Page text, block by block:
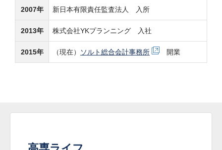
2007年 新日本有限責任監査法人 入所
2013年 株式会社YKプランニング 入社
2015年 （現在） ソルト総合会計事務所 開業